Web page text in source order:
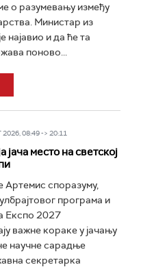
о разумевању између
Министар из
најавио и да ће та
поново...
08:49 -> 20:11
јача место на светској
Артемис споразуму,
програма и
Експо 2027
важне кораке у јачању
научне сарадње
секретарка